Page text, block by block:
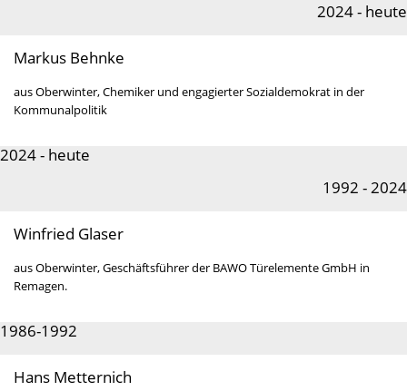
2024 - heute
Markus Behnke
aus Oberwinter, Chemiker und engagierter Sozialdemokrat in der
Kommunalpolitik
2024 - heute
1992 - 2024
Winfried Glaser
aus Oberwinter, Geschäftsführer der BAWO Türelemente GmbH in
Remagen.
1986-1992
Hans Metternich